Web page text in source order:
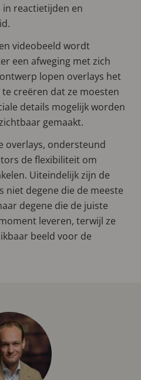
reactietijden en
videobeeld wordt
een afweging met zich
lopen overlays het
creëren dat ze moesten
details mogelijk worden
gemaakt.
overlays, ondersteund
de flexibiliteit om
Uiteindelijk zijn de
niet degene die de meeste
degene die de juiste
leveren, terwijl ze
beeld voor de